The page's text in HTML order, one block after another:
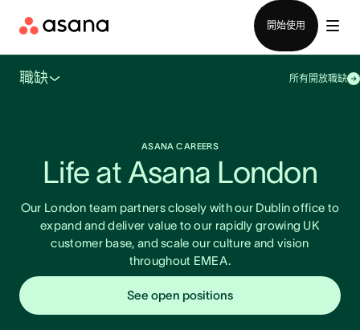
開始使用
職缺 所有開放職缺
ASANA CAREERS
Life at Asana London
Our London team partners closely with our Dublin office to
expand and deliver value to our rapidly growing UK
customer base, and scale our culture and vision
throughout EMEA.
See open positions